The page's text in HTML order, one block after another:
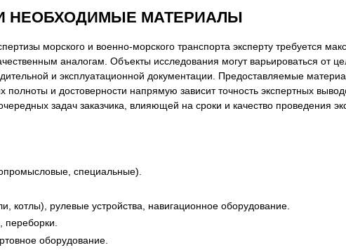
НЕОБХОДИМЫЕ МАТЕРИАЛЫ
морского и военно-морского транспорта эксперту требуется
аналогам. Объекты исследования могут варьироваться от
и эксплуатационной документации. Предоставляемые
и достоверности напрямую зависит точность экспертных
задач заказчика, влияющей на сроки и качество проведения
специальные).
котлы), рулевые устройства, навигационное оборудование.
переборки.
оборудование.